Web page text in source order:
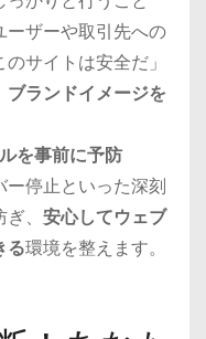
ーザーや取引先への
サイトは安全だ」
ブランドイメージを
を事前に予防
停止といった深刻
、 安心してウェブ
る環境を整えます。